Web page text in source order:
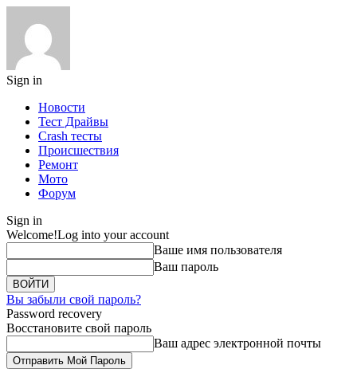
Sign in
Новости
Тест Драйвы
Crash тесты
Происшествия
Ремонт
Мото
Форум
Sign in
Welcome!Log into your account
Ваше имя пользователя
Ваш пароль
Вы забыли свой пароль?
Password recovery
Восстановите свой пароль
Ваш адрес электронной почты